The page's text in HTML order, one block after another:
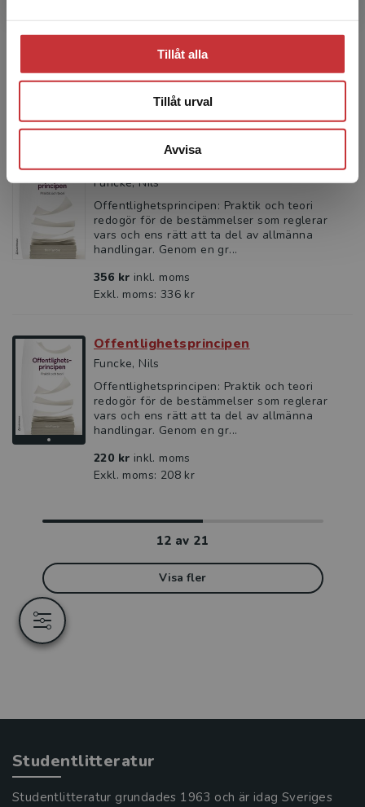
Tillåt alla
Tillåt urval
Avvisa
189 krinkl. moms
Exkl. moms: 178 kr
Funcke, Nils
Offentlighetsprincipen: Praktik och teori
redogör för de bestämmelser som reglerar
vars och ens rätt att ta del av allmänna
handlingar. Genom en gr...
356 kr inkl. moms
Exkl. moms: 336 kr
Offentlighetsprincipen
Funcke, Nils
Offentlighetsprincipen: Praktik och teori
redogör för de bestämmelser som reglerar
vars och ens rätt att ta del av allmänna
handlingar. Genom en gr...
220 kr inkl. moms
Exkl. moms: 208 kr
12 av 21
Visa fler
Studentlitteratur
Studentlitteratur grundades 1963 och är idag Sveriges